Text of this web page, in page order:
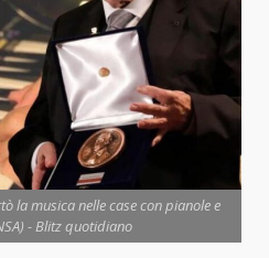
la musica nelle case con pianole e
- Blitz quotidiano